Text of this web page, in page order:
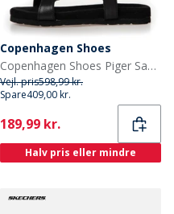
Copenhagen Shoes
Copenhagen Shoes Piger Sandaler Sort
Vejl. pris598,99 kr.
Spare409,00 kr.
Current
189,99 kr.
Halv pris eller mindre